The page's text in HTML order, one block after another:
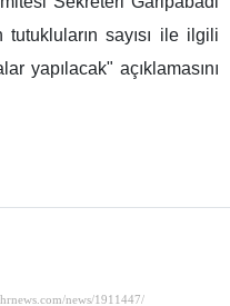
tutukluların sayısı ile ilgili
yapılacak" açıklamasını